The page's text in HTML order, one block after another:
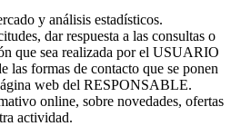
y análisis estadísticos.
dar respuesta a las consultas o
que sea realizada por el USUARIO
las formas de contacto que se ponen
web del RESPONSABLE.
online, sobre novedades, ofertas
actividad.